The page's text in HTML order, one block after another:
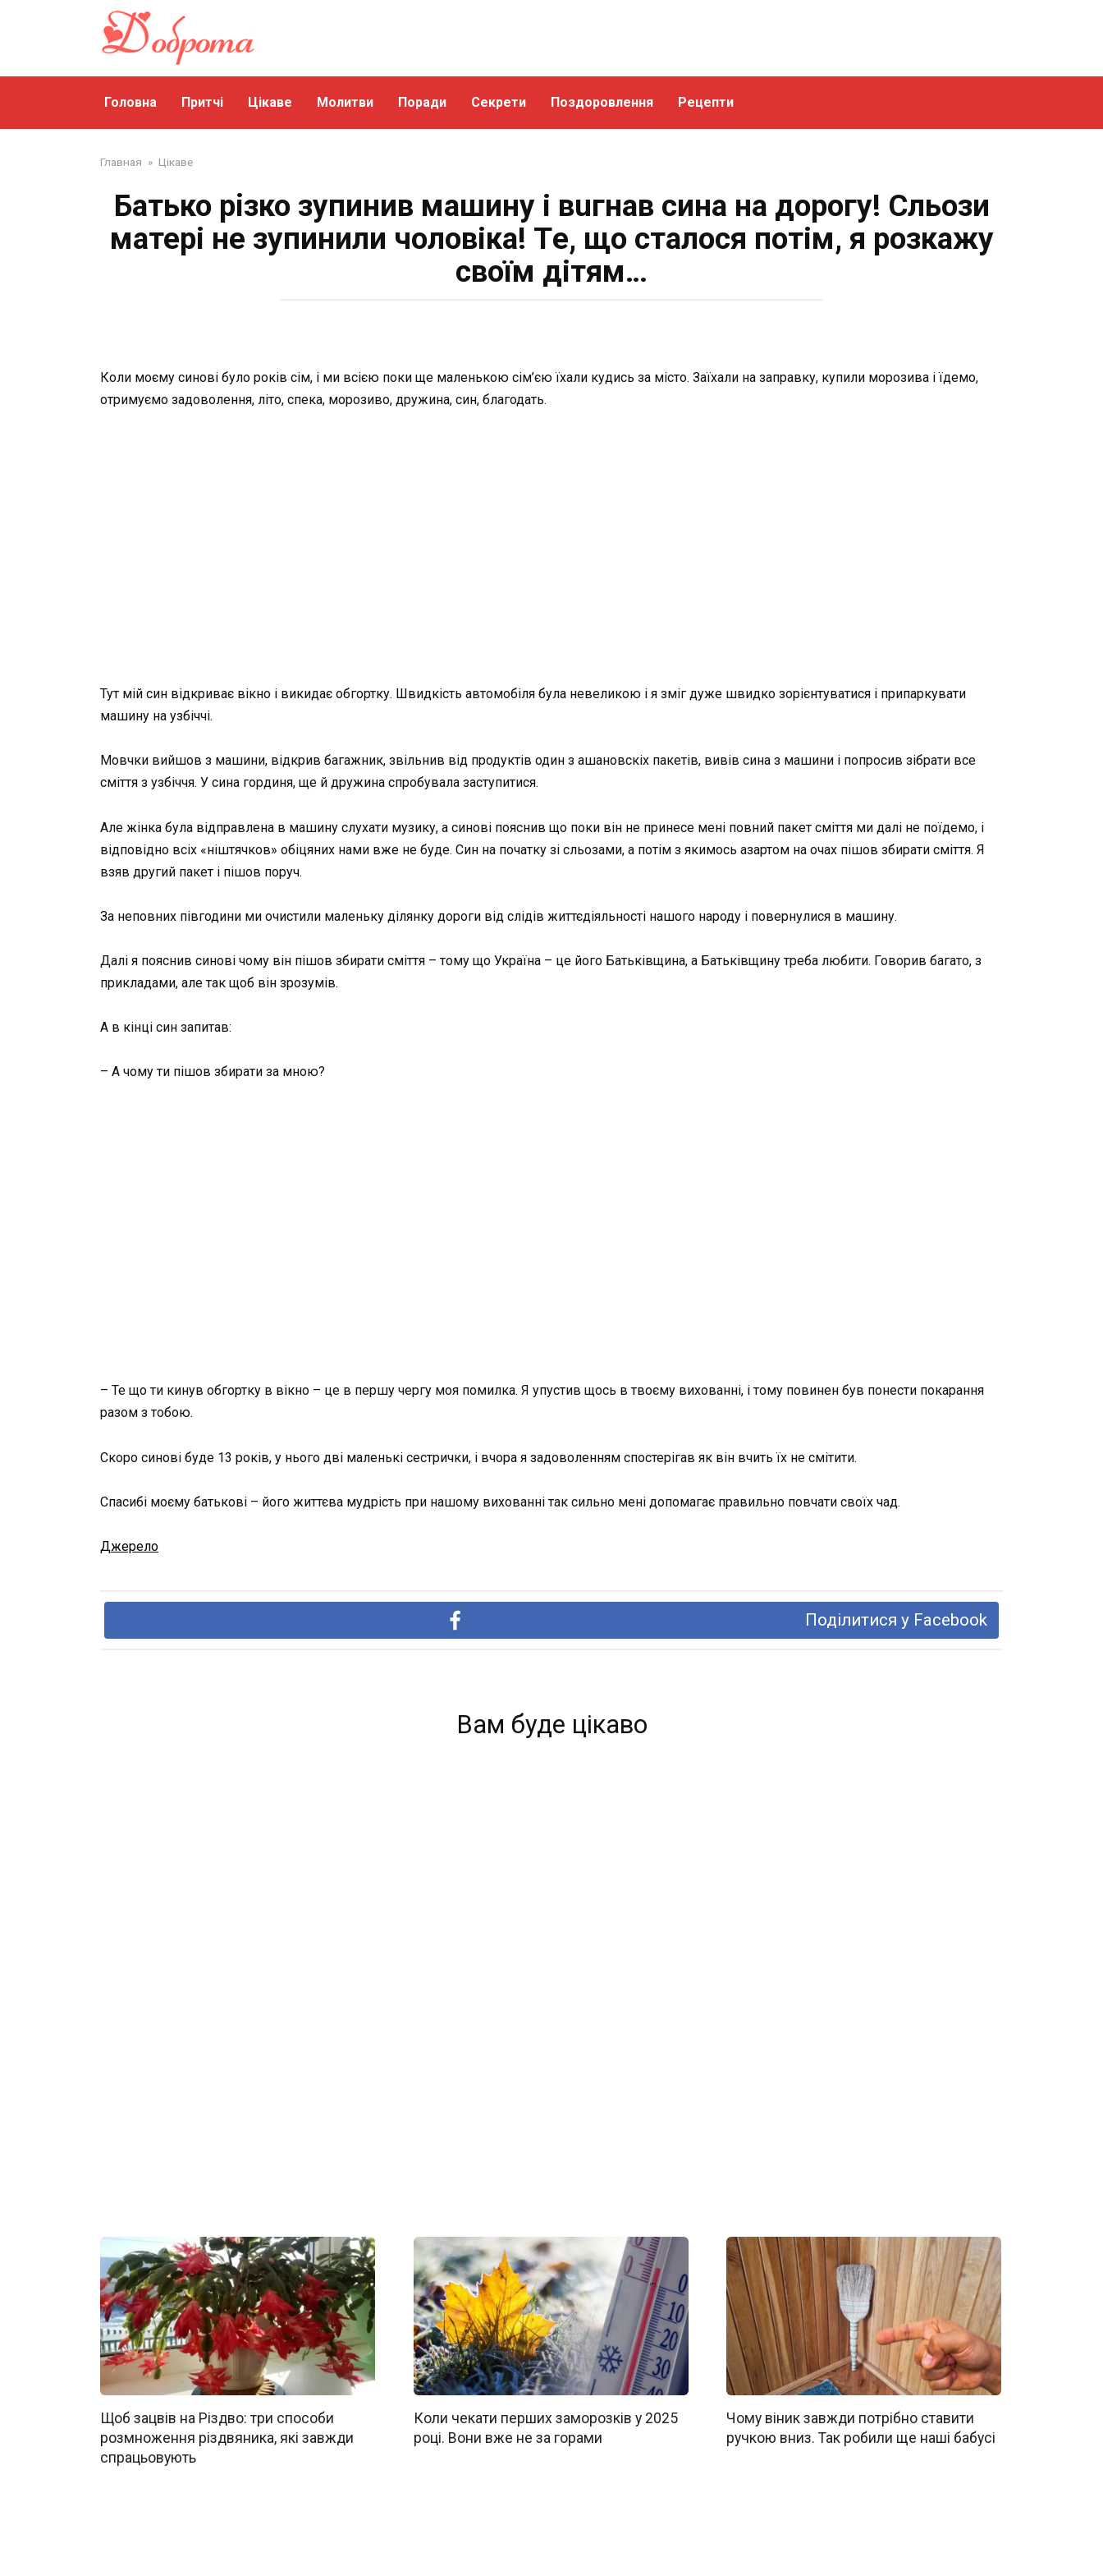
Головна Притчі Цікаве Молитви Поради Секрети Поздоровлення Рецепти
Главная » Цікаве
Батько рiзко зупинив машину і вuгнaв сина на дорогу! Сльози
матері не зупинили чоловіка! Тe, що сталося потім, я розкажу
своїм дітям…
Коли моєму синові було років сім, і ми всією поки ще маленькою сім’єю їхали кудись за місто. Заїхали на заправку, купили морозива і їдемо,
отримуємо задоволення, літо, спека, морозиво, дружина, син, благодать.
Тут мій син відкриває вікно і викидає обгортку. Швидкість автомобіля була невеликою і я зміг дуже швидко зорієнтуватися і припаркувати
машину на узбіччі.
Мовчки вийшов з машини, відкрив багажник, звільнив від продуктів один з ашановскіх пакетів, вивів сина з машини і попросив зібрати все
сміття з узбіччя. У сина гординя, ще й дружина спробувала заступитися.
Але жінка була відправлена ​​в машину слухати музику, а синові пояснив що поки він не принесе мені повний пакет сміття ми далі не поїдемо, і
відповідно всіх «ніштячков» обіцяних нами вже не буде. Син на початку зі сльозами, а потім з якимось азартом на очах пішов збирати сміття. Я
взяв другий пакет і пішов поруч.
За неповних півгодини ми очистили маленьку ділянку дороги від слідів життєдіяльності нашого народу і повернулися в машину.
Далі я пояснив синові чому він пішов збирати сміття – тому що Україна – це його Батьківщина, а Батьківщину треба любити. Говорив багато, з
прикладами, але так щоб він зрозумів.
А в кінці син запитав:
– А чому ти пішов збирати за мною?
– Те що ти кинув обгортку в вікно – це в першу чергу моя помилка. Я упустив щось в твоєму вихованні, і тому повинен був понести покaрання
разом з тобою.
Скоро синові буде 13 років, у нього дві маленькі сестрички, і вчора я задоволенням спостерігав як він вчить їх не смітити.
Спасибі моєму батькові – його життєва мудрість при нашому вихованні так сильно мені допомагає правильно повчати своїх чад.
Джерело
Поділитися у Facebook
Вам буде цікаво
Щоб зацвів на Різдво: три способи
розмноження різдвяника, які завжди
спрацьовують
Коли чекати перших заморозків у 2025
році. Вони вже не за горами
Чому віник завжди потрібно ставити
ручкою вниз. Так робили ще наші бабусі